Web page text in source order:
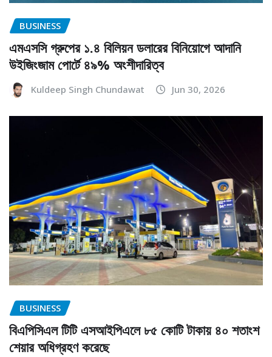
BUSINESS
এমএসসি গ্রুপের ১.৪ বিলিয়ন ডলারের বিনিয়োগে আদানি
উইজিংজাম পোর্টে ৪৯% অংশীদারিত্ব
Kuldeep Singh Chundawat Jun 30, 2026
BUSINESS
বিএপিসিএল টিটি এসআইপিএলে ৮৫ কোটি টাকায় ৪০ শতাংশ
শেয়ার অধিগ্রহণ করেছে